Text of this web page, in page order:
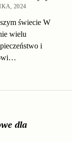
dla
2024
świecie W
wielu
i